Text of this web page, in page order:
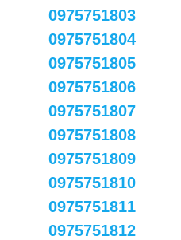
0975751803
0975751804
0975751805
0975751806
0975751807
0975751808
0975751809
0975751810
0975751811
0975751812